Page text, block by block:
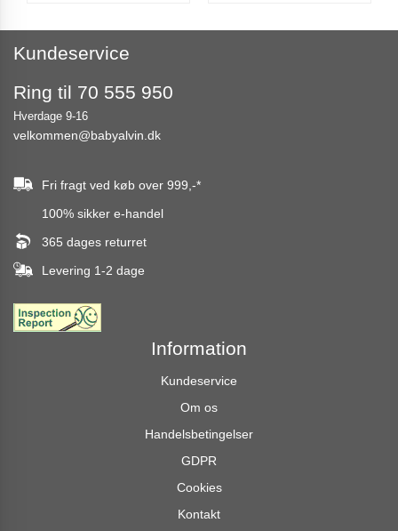
Kundeservice
Ring til 70 555 950
Hverdage 9-16
velkommen@babyalvin.dk
Fri fragt ved køb over 999,-*
100% sikker e-handel
365 dages returret
Levering 1-2 dage
Information
Kundeservice
Om os
Handelsbetingelser
GDPR
Cookies
Kontakt